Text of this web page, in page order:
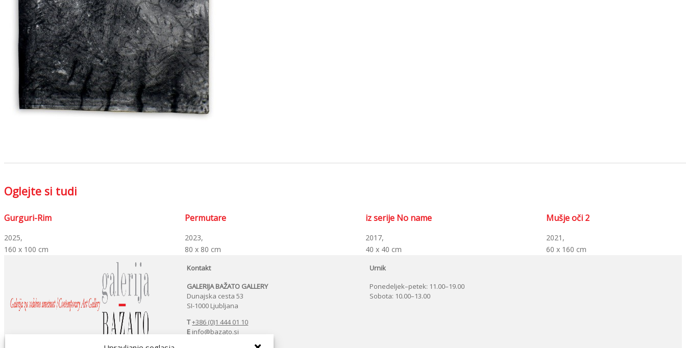
Oglejte si tudi
Gurguri-Rim
2025,
160 x 100 cm
Permutare
2023,
80 x 80 cm
iz serije No name
2017,
40 x 40 cm
Mušje oči 2
2021,
60 x 160 cm
Kontakt
GALERIJA BAŽATO GALLERY
Dunajska cesta 53
SI-1000 Ljubljana
T+386 (0)1 444 01 10
Einfo@bazato.si
Urnik
Ponedeljek–petek: 11.00–19.00
Sobota: 10.00–13.00